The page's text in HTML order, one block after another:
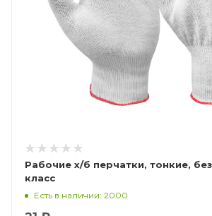
Рабочие х/б перчатки, тонкие,
класс
Есть в наличии: 2000